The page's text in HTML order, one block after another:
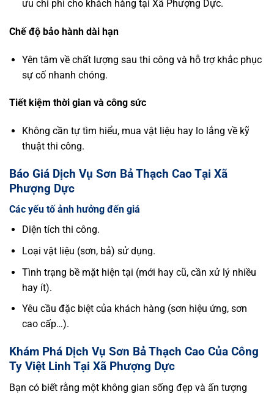
ưu chi phí cho khách hàng tại Xã Phượng Dực.
Chế độ bảo hành dài hạn
Yên tâm về chất lượng sau thi công và hỗ trợ khắc phục
sự cố nhanh chóng.
Tiết kiệm thời gian và công sức
Không cần tự tìm hiểu, mua vật liệu hay lo lắng về kỹ
thuật thi công.
Báo Giá Dịch Vụ Sơn Bả Thạch Cao Tại Xã
Phượng Dực
Các yếu tố ảnh hưởng đến giá
Diện tích thi công.
Loại vật liệu (sơn, bả) sử dụng.
Tình trạng bề mặt hiện tại (mới hay cũ, cần xử lý nhiều
hay ít).
Yêu cầu đặc biệt của khách hàng (sơn hiệu ứng, sơn
cao cấp…).
Khám Phá Dịch Vụ Sơn Bả Thạch Cao Của Công
Ty Việt Linh Tại Xã Phượng Dực
Bạn có biết rằng một không gian sống đẹp và ấn tượng